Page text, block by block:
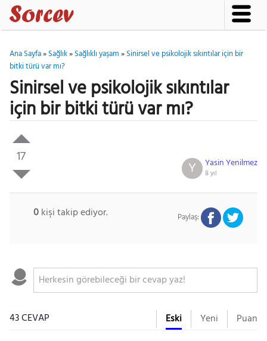
Ana Sayfa»Sağlık»Sağlıklı yaşam»Sinirsel ve psikolojik sıkıntılar için bir
bitki türü var mı?
Sinirsel ve psikolojik sıkıntılar
için bir bitki türü var mı?
17 Yasin Yenilmez
8 yıl
Y
0kişi takip ediyor. Paylaş:
43 CEVAP Eski Yeni Puan